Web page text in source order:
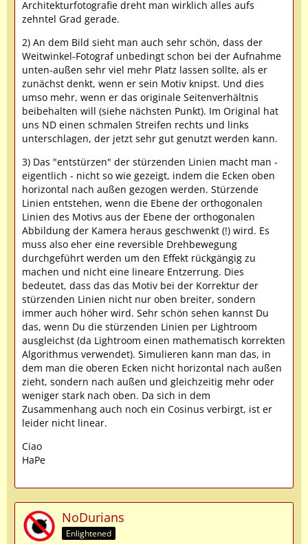
Architekturfotografie dreht man wirklich alles aufs
zehntel Grad gerade.
2) An dem Bild sieht man auch sehr schön, dass der
Weitwinkel-Fotograf unbedingt schon bei der Aufnahme
unten-außen sehr viel mehr Platz lassen sollte, als er
zunächst denkt, wenn er sein Motiv knipst. Und dies
umso mehr, wenn er das originale Seitenverhältnis
beibehalten will (siehe nächsten Punkt). Im Original hat
uns ND einen schmalen Streifen rechts und links
unterschlagen, der jetzt sehr gut genutzt werden kann.
3) Das "entstürzen" der stürzenden Linien macht man -
eigentlich - nicht so wie gezeigt, indem die Ecken oben
horizontal nach außen gezogen werden. Stürzende
Linien entstehen, wenn die Ebene der orthogonalen
Linien des Motivs aus der Ebene der orthogonalen
Abbildung der Kamera heraus geschwenkt (!) wird. Es
muss also eher eine reversible Drehbewegung
durchgeführt werden um den Effekt rückgängig zu
machen und nicht eine lineare Entzerrung. Dies
bedeutet, dass das das Motiv bei der Korrektur der
stürzenden Linien nicht nur oben breiter, sondern
immer auch höher wird. Sehr schön sehen kannst Du
das, wenn Du die stürzenden Linien per Lightroom
ausgleichst (da Lightroom einen mathematisch korrekten
Algorithmus verwendet). Simulieren kann man das, in
dem man die oberen Ecken nicht horizontal nach außen
zieht, sondern nach außen und gleichzeitig mehr oder
weniger stark nach oben. Da sich in dem
Zusammenhang auch noch ein Cosinus verbirgt, ist er
leider nicht linear.
Ciao
HaPe
NoDurians
Enlightened